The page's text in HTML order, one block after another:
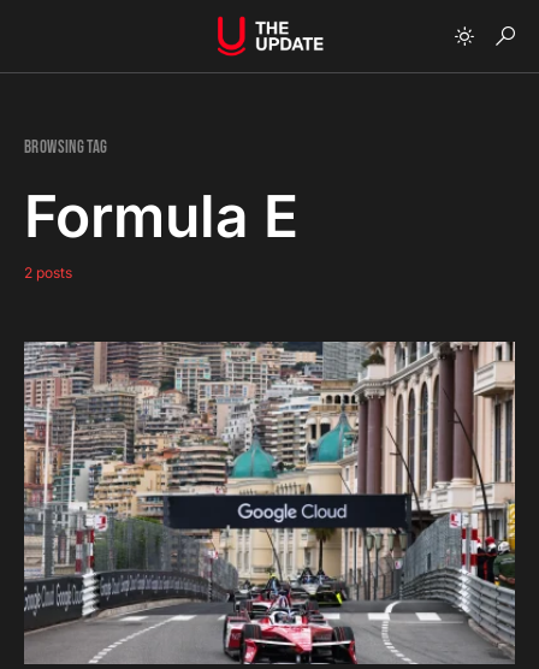
Browsing Tag
Formula E
2 posts